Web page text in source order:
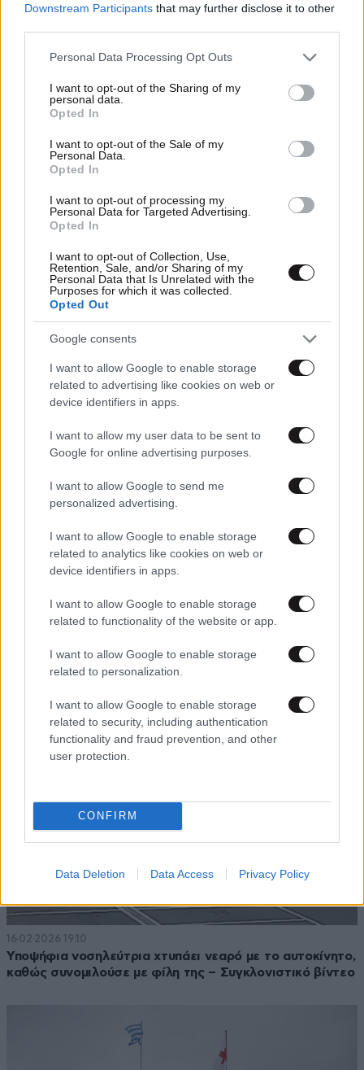
Downstream Participants that may further disclose it to other
Please note that this website/app uses one or more Google
not limited to your visit or usage behaviour. You may click to
grant or deny consent to Google and its third-party tags to
use your data for below specified purposes in below Google
consent section.
Personal Data Processing Opt Outs
I want to opt-out of the Sharing of my
personal data.
Opted In
I want to opt-out of the Sale of my
Personal Data.
Opted In
I want to opt-out of processing my
Personal Data for Targeted Advertising.
Opted In
I want to opt-out of Collection, Use,
Retention, Sale, and/or Sharing of my
Personal Data that Is Unrelated with the
Purposes for which it was collected.
Opted Out
Google consents
I want to allow Google to enable storage
related to advertising like cookies on web or
device identifiers in apps.
I want to allow my user data to be sent to
Google for online advertising purposes.
I want to allow Google to send me
personalized advertising.
I want to allow Google to enable storage
related to analytics like cookies on web or
device identifiers in apps.
I want to allow Google to enable storage
related to functionality of the website or app.
I want to allow Google to enable storage
related to personalization.
I want to allow Google to enable storage
related to security, including authentication
functionality and fraud prevention, and other
user protection.
CONFIRM
Data Deletion Data Access Privacy Policy
Θρήνος στο Ηράκλειο Κρήτης: 30χρονη νοσηλεύτρια
11·04·2026 21:30
Τον έσωσε νοσηλεύτρια με τη λαβή Χάιμλιχ
27·02·2026 13:54
έπεσε από παράθυρο πολυκατοικίας – «Ενεργήσαμε
ενστικτωδώς»
16·02·2026 19:10
Υποψήφια νοσηλεύτρια χτυπάει νεαρό με το αυτοκίνητο,
καθώς συνομιλούσε με φίλη της – Συγκλονιστικό βίντεο